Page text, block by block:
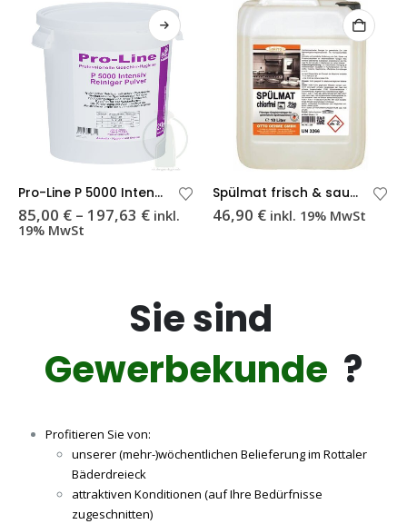
Pro-Line P 5000 Intensiv
85,00 € – 197,63 €Preisspanne:
inkl.
19% MwSt
Spülmat frisch & sauber 229 chlorfrei
46,90 € inkl. 19% MwSt
Sie sind
Gewerbekunde ?
Profitieren Sie von:
unserer (mehr-)wöchentlichen Belieferung im Rottaler
Bäderdreieck
attraktiven Konditionen (auf Ihre Bedürfnisse
zugeschnitten)